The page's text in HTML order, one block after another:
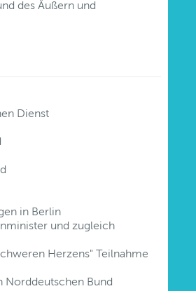
des Äußern und
Dienst
in Berlin
und zugleich
Herzens" Teilnahme
Norddeutschen Bund